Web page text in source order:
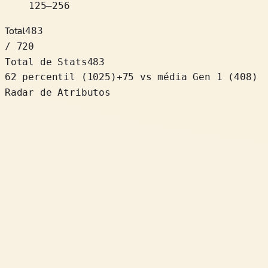
125–256
Total483
/ 720
Total de Stats483
62 percentil
( 1025 )+75
vs média Gen 1 (408)
Radar de Atributos